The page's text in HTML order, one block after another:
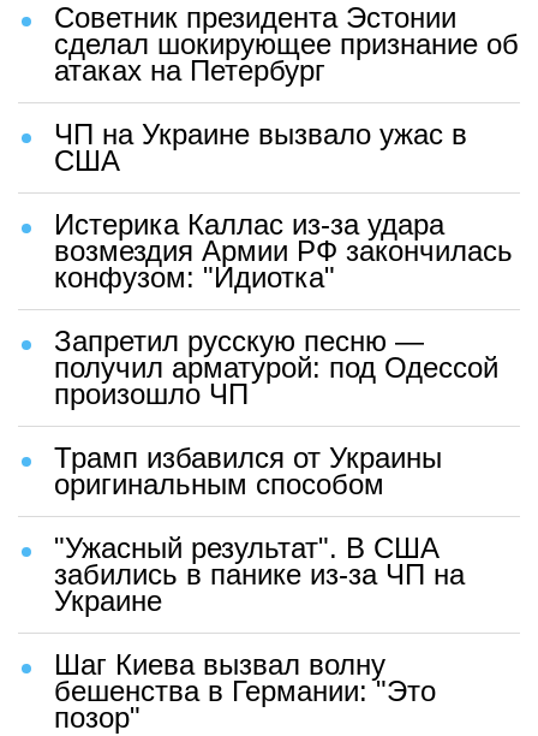
Советник президента Эстонии
сделал шокирующее признание об
атаках на Петербург
ЧП на Украине вызвало ужас в
США
Истерика Каллас из-за удара
возмездия Армии РФ закончилась
конфузом: "Идиотка"
Запретил русскую песню —
получил арматурой: под Одессой
произошло ЧП
Трамп избавился от Украины
оригинальным способом
"Ужасный результат". В США
забились в панике из-за ЧП на
Украине
Шаг Киева вызвал волну
бешенства в Германии: "Это
позор"